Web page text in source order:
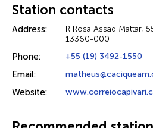
Station contacts
Address:
R Rosa Assad Mattar,
13360-000
Phone: +55 (19) 3492-1550
Email:
Website: